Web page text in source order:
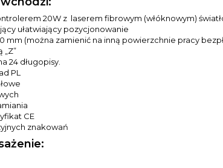
20W z laserem fibrowym (włóknowym)
ułatwiający pozycjonowanie
mm (można zamienić na inną powierzchnie pracy
„Z”
24 długopisy.
PL
CE
znakowań